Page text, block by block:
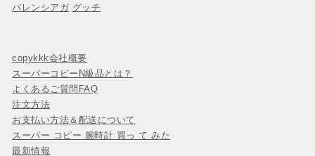
バレンシアガ グッチ
copykkk会社概要
スーパーコピーN級品とは？
よくあるご質問FAQ
注文方法
お支払い方法＆配送について
スーパー コピー 腕時計 買っ て みた
最新情報